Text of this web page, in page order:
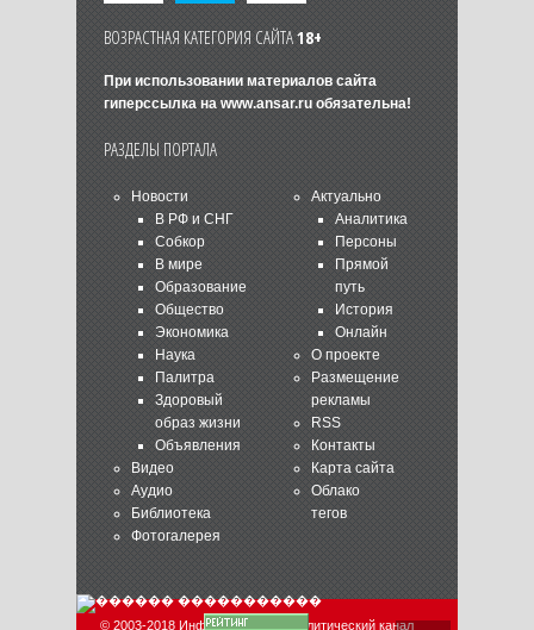
ВОЗРАСТНАЯ КАТЕГОРИЯ САЙТА18+
При использовании материалов сайта
гиперссылка на www.ansar.ruобязательна!
РАЗДЕЛЫ ПОРТАЛА
Новости
В РФ и СНГ
Собкор
В мире
Образование
Общество
Экономика
Наука
Палитра
Здоровый
образ жизни
Объявления
Видео
Аудио
Библиотека
Фотогалерея
Актуально
Аналитика
Персоны
Прямой
путь
История
Онлайн
О проекте
Размещение
рекламы
RSS
Контакты
Карта сайта
Облако
тегов
© 2003-2018 Информационно-аналитический канал